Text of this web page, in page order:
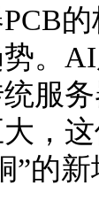
。
服
，
”的新